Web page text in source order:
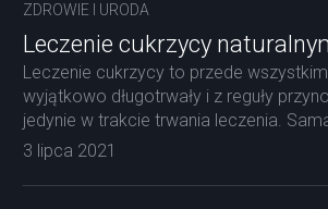
ZDROWIE I URODA
Leczenie cukrzycy
Leczenie cukrzycy to przede
wyjątkowo długotrwały i z reguły
jedynie w trakcie trwania leczenia.
3 lipca 2021